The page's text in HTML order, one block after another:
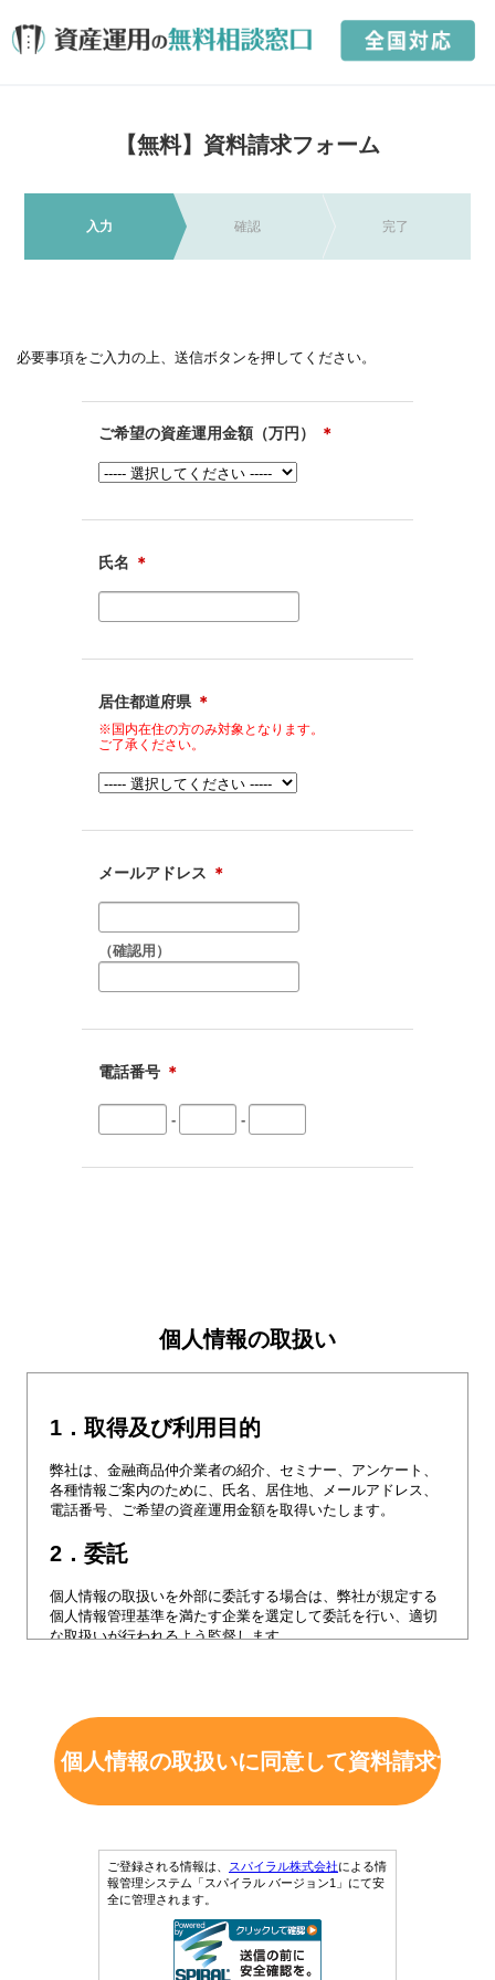
【無料】資料請求フォーム
入力 確認 完了
必要事項をご入力の上、送信ボタンを押してください。
ご希望の資産運用金額（万円） ＊
氏名 ＊
居住都道府県 ＊
※国内在住の方のみ対象となります。
ご了承ください。
メールアドレス ＊
（確認用）
電話番号 ＊
- -
個人情報の取扱い
1．取得及び利用目的
弊社は、金融商品仲介業者の紹介、セミナー、アンケート、
各種情報ご案内のために、氏名、居住地、メールアドレス、
電話番号、ご希望の資産運用金額を取得いたします。
2．委託
個人情報の取扱いを外部に委託する場合は、弊社が規定する
個人情報管理基準を満たす企業を選定して委託を行い、適切
な取扱いが行われるよう監督します。
弊社は、本サイトで取得する個人情報について金融商品仲介
業者に第三者提供いたします。
また、最適な金融商品仲介業者のご紹介のため、ご年齢、資
産内容などを追加でおうかがいした場合、
こちらも金融商品仲介業者に第三者提供いたします。
項目：登録フォームに記載している全ての項目、ヒアリング
時に追加でおうかがいした項目
提供の手段・方法：メール送信
ご登録される情報は、 スパイラル株式会社による情
報管理システム「スパイラル バージョン1」にて安
全に管理されます。